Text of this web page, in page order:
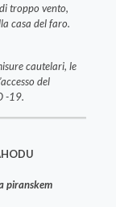
troppo vento,
casa del faro.
cautelari, le
del
-19.
piranskem